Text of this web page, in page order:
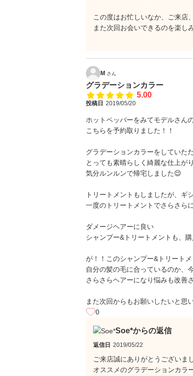
この度はお忙しいなか、ご来店
また次回お会いできるのを楽し
M さん
グラデーションカラー
5.00
投稿日 2019/05/20
ホットペッパーをみてモデルさん
こちらを予約取りました！！
グラデーションカラーをしていた
とっても素晴らしく綺麗な仕上が
気分ルンルンで帰宅しました😌
トリートメントもしましたが、ギ
一度のトリートメントでさらさら
ダメージヘアーに良い
シャンプー&トリートメントも、
が！！このシャンプー&トリート
自分の髪の毛に合っているのか、
さらさらヘアーになり悩みも改善
また次回からもお願いしたいと思
0
Soe*からの返信
返信日 2019/05/22
ご来店誠にありがとうございま
オススメのグラデーションカラ